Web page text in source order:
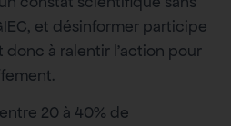
et désinformer participe
à ralentir l’action pour
20 à 40% de